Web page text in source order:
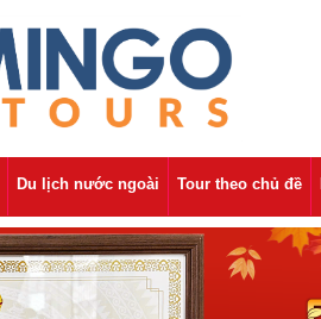
Du lịch nước ngoài Tour theo chủ đề